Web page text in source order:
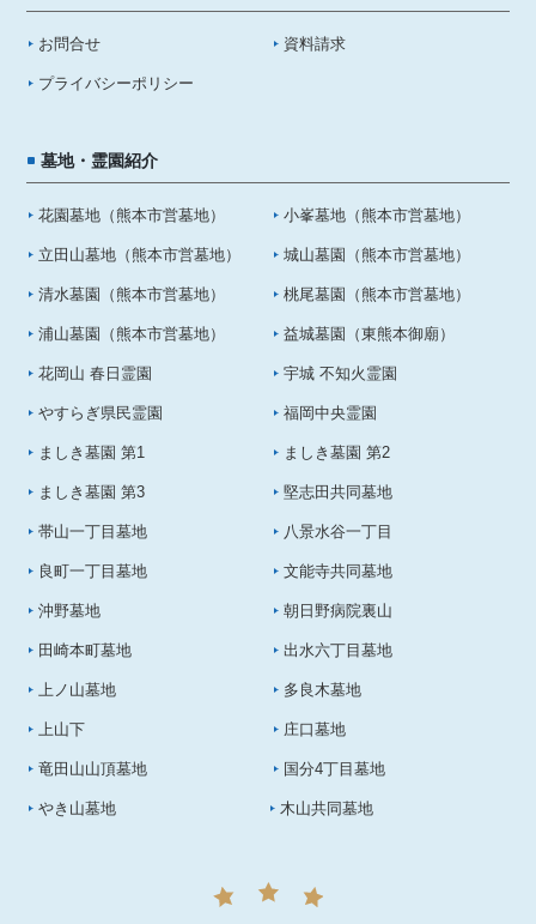
お問合せ 資料請求
プライバシーポリシー
墓地・霊園紹介
花園墓地（熊本市営墓地） 小峯墓地（熊本市営墓地）
立田山墓地（熊本市営墓地） 城山墓園（熊本市営墓地）
清水墓園（熊本市営墓地） 桃尾墓園（熊本市営墓地）
浦山墓園（熊本市営墓地） 益城墓園（東熊本御廟）
花岡山 春日霊園 宇城 不知火霊園
やすらぎ県民霊園 福岡中央霊園
ましき墓園 第1 ましき墓園 第2
ましき墓園 第3 堅志田共同墓地
帯山一丁目墓地 八景水谷一丁目
良町一丁目墓地 文能寺共同墓地
沖野墓地 朝日野病院裏山
田崎本町墓地 出水六丁目墓地
上ノ山墓地 多良木墓地
上山下 庄口墓地
竜田山山頂墓地 国分4丁目墓地
やき山墓地 木山共同墓地